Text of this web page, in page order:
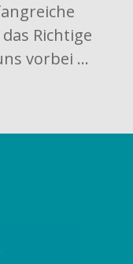
Richtige
vorbei …